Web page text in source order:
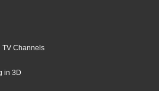
TV Channels
in 3D